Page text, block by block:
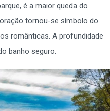
é a maior queda do
tornou-se símbolo do
românticas. A profundidade
banho seguro.